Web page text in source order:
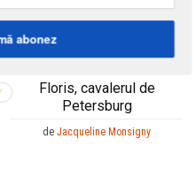
Floris, cavalerul de
Petersburg
de Jacqueline Monsigny
abonez